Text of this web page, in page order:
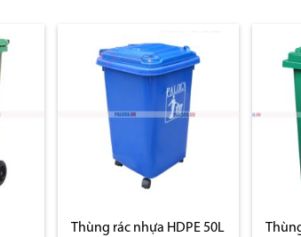
Thùng rác nhựa HDPE 50L